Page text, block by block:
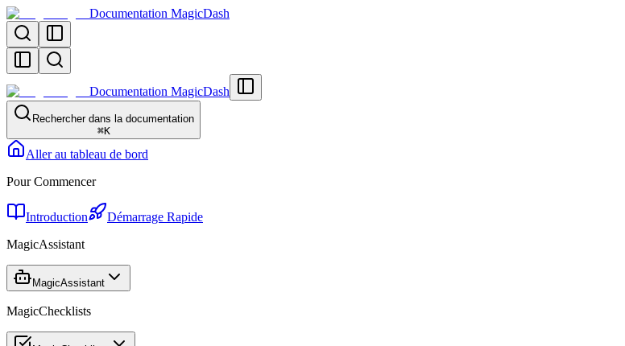
Documentation MagicDash
Documentation MagicDash
Rechercher dans la documentation
⌘K
Aller au tableau de bord
Pour Commencer
Introduction
Démarrage Rapide
MagicAssistant
MagicAssistant
MagicChecklists